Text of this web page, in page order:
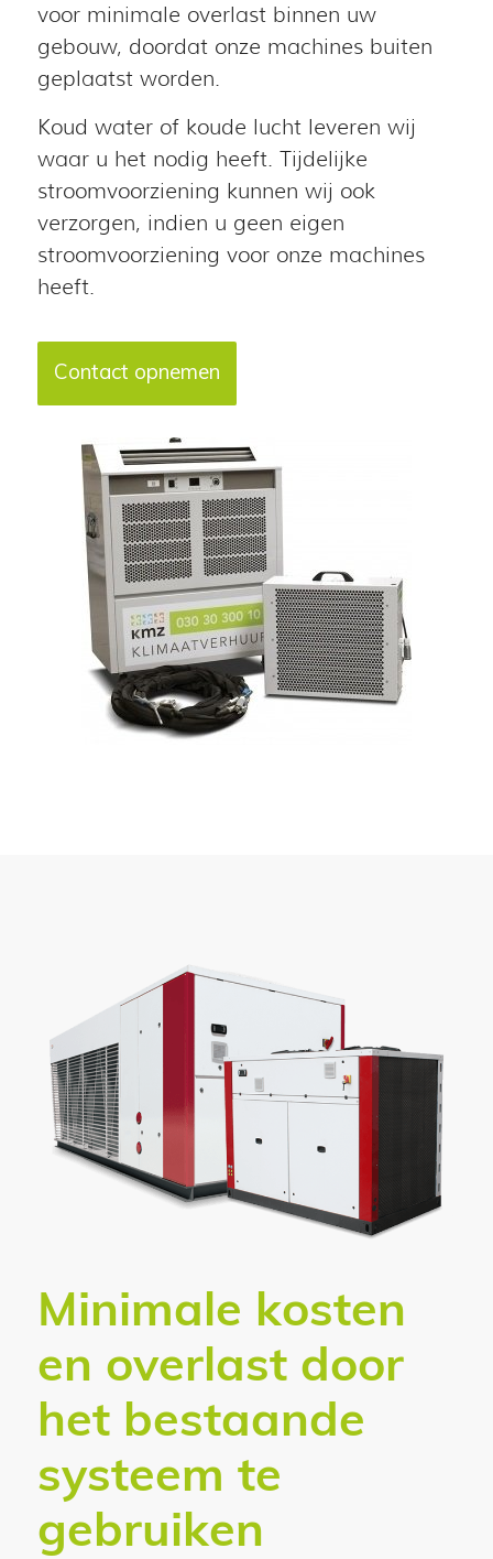
voor minimale overlast binnen uw
gebouw, doordat onze machines buiten
geplaatst worden.
Koud water of koude lucht leveren wij
waar u het nodig heeft. Tijdelijke
stroomvoorziening kunnen wij ook
verzorgen, indien u geen eigen
stroomvoorziening voor onze machines
heeft.
Contact opnemen
Minimale kosten
en overlast door
het bestaande
systeem te
gebruiken